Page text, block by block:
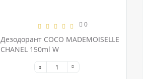
0
Дезодорант COCO MADEMOISELLE
CHANEL 150ml W